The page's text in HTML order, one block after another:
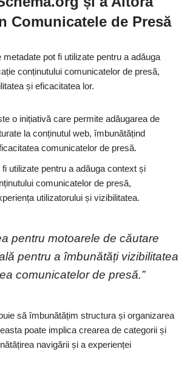
Comunicatele de Presă
pot fi utilizate pentru a adăuga
conținutului comunicatelor de presă,
și eficacitatea lor.
o inițiativă care permite adăugarea de
la conținutul web, îmbunătățind
comunicatelor de presă.
fi utilizate pentru a adăuga context și
comunicatelor de presă,
utilizatorului și vizibilitatea.
pentru motoarele de căutare
pentru a îmbunătăți vizibilitatea
comunicatelor de presă.”
să îmbunătățim structura și organizarea
poate implica crearea de categorii și
navigării și a experienței